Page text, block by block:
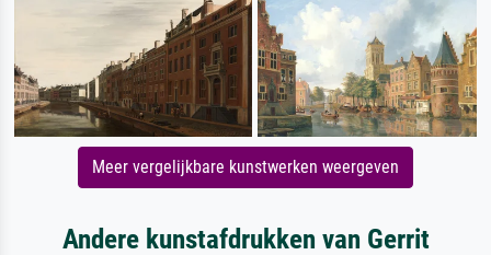
Meer vergelijkbare kunstwerken weergeven
Andere kunstafdrukken van Gerrit